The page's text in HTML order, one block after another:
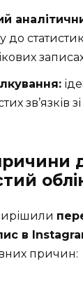
до
зв’язків
в
причин: